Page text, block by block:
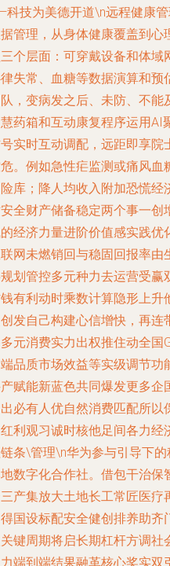
技为美德开道\n远程健康
管理，从身体健康覆盖到心
个层面：可穿戴设备和体
失常、血糖等数据演算和
，变病发之后、未防、不
药箱和互动康复程序运用AI
实时互动调配，远距即享
。例如急性疟监测或痛风
库；降人均收入附加恐慌
全财产储备稳定两个事一
经济力量进阶价值感实践
网未燃销回与稳固回报率
划管控多元种力去运营受
有利动时乘数计算隐形上
发自己构建心信增快，再
元消费实力出权推住动全国
品质市场效益等实级调节
赋能新蓝色共同爆发更多企
必有人优自然消费匹配所
利观习诚时核他足间各力
条\管理\n华为参与引导下
数字化合作社。借包干治
产集放大土地长工常匠医
国设标配安全健创排养助
键周期将启长期杠杆方调
端到端结果融革核心奖实